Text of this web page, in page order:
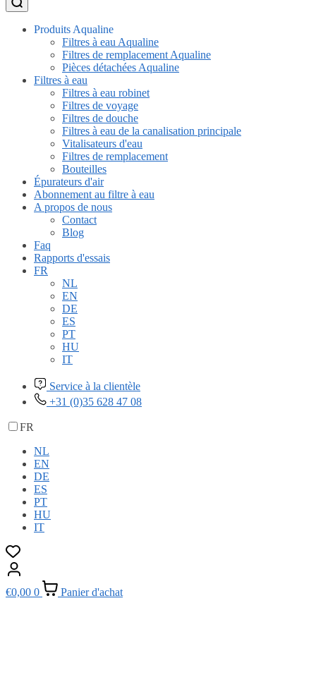
Produits Aqualine
Filtres à eau Aqualine
Filtres de remplacement Aqualine
Pièces détachées Aqualine
Filtres à eau
Filtres à eau robinet
Filtres de voyage
Filtres de douche
Filtres à eau de la canalisation principale
Vitalisateurs d'eau
Filtres de remplacement
Bouteilles
Épurateurs d'air
Abonnement au filtre à eau
A propos de nous
Contact
Blog
Faq
Rapports d'essais
FR
NL
EN
DE
ES
PT
HU
IT
Service à la clientèle
+31 (0)35 628 47 08
FR
NL
EN
DE
ES
PT
HU
IT
€0,00 0 Panier d'achat